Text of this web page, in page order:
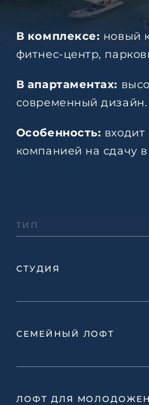
В комплексе: новый
фитнес-центр,
В апартаментах:
современный дизайн.
Особенность:
компанией на сдачу
ТИП
СТУДИЯ
СЕМЕЙНЫЙ ЛОФТ
ЛОФТ ДЛЯ